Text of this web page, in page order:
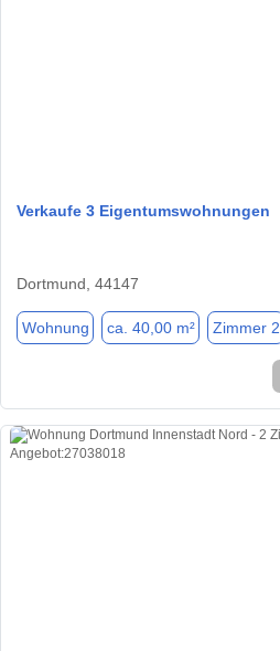
Verkaufe 3 Eigentumswohnungen
Dortmund, 44147
Wohnung ca. 40,00 m² Zimmer 2